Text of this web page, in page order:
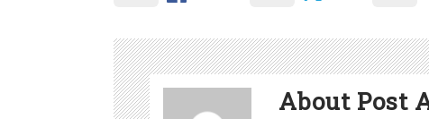
About Post